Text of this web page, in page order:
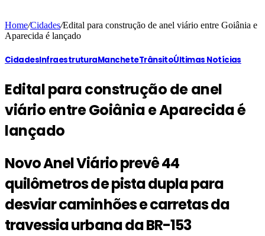
Home/Cidades/Edital para construção de anel viário entre Goiânia e
Aparecida é lançado
CidadesInfraestruturaMancheteTrânsitoÚltimas Notícias
Edital para construção de anel
viário entre Goiânia e Aparecida é
lançado
Novo Anel Viário prevê 44
quilômetros de pista dupla para
desviar caminhões e carretas da
travessia urbana da BR-153